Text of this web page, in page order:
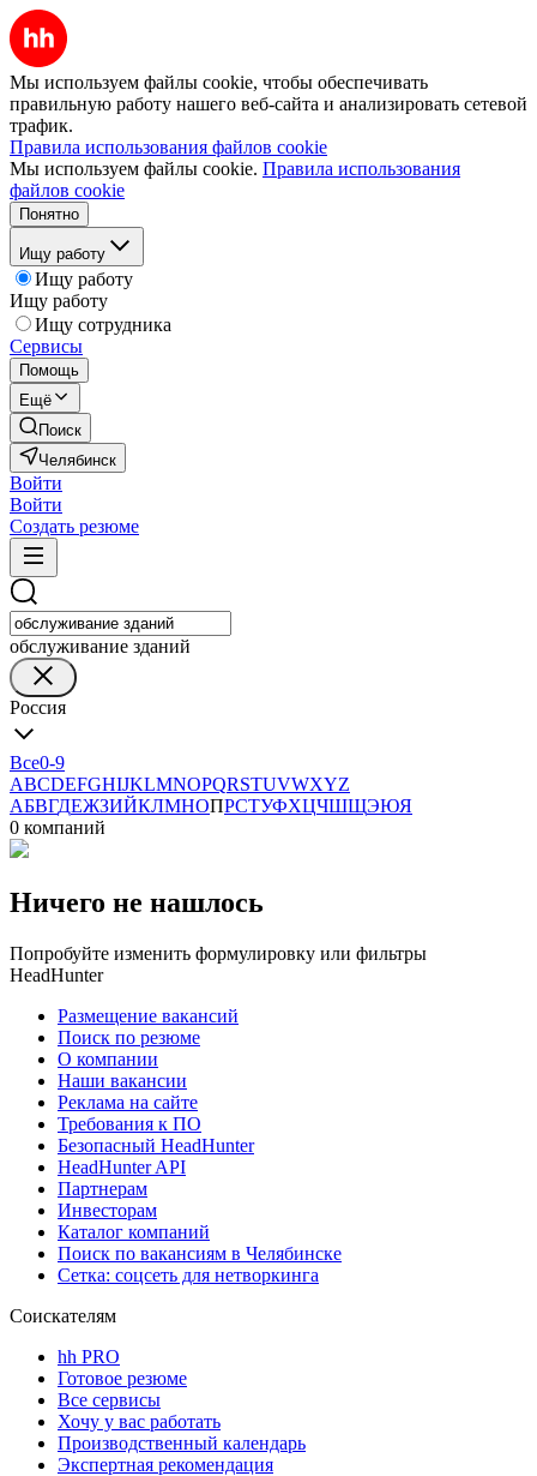
Мы используем файлы cookie, чтобы обеспечивать
правильную работу нашего веб-сайта и анализировать сетевой
трафик.
Правила использования файлов cookie
Мы используем файлы cookie. Правила использования
файлов cookie
Понятно
Ищу работу
Ищу работу
Ищу работу
Ищу сотрудника
Сервисы
Помощь
Ещё
Поиск
Челябинск
Войти
Войти
Создать резюме
обслуживание зданий
Россия
Все0-9
ABCDEFGHIJKLMNOPQRSTUVWXYZ
АБВГДЕЖЗИЙКЛМНОПРСТУФХЦЧШЩЭЮЯ
0 компаний
Ничего не нашлось
Попробуйте изменить формулировку или фильтры
HeadHunter
Размещение вакансий
Поиск по резюме
О компании
Наши вакансии
Реклама на сайте
Требования к ПО
Безопасный HeadHunter
HeadHunter API
Партнерам
Инвесторам
Каталог компаний
Поиск по вакансиям в Челябинске
Сетка: соцсеть для нетворкинга
Соискателям
hh PRO
Готовое резюме
Все сервисы
Хочу у вас работать
Производственный календарь
Экспертная рекомендация